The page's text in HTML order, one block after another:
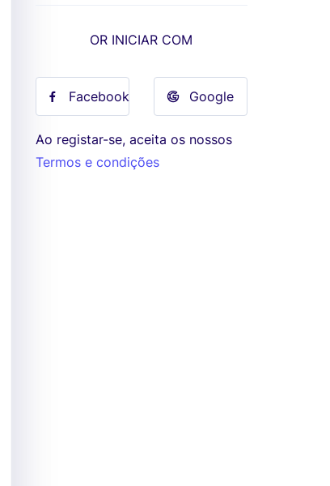
OR INICIAR COM
Facebook Google
Ao registar-se, aceita os nossos
Termos e condições